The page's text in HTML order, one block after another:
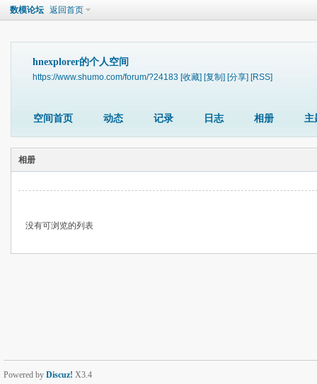
数模论坛 返回首页
hnexplorer的个人空间
https://www.shumo.com/forum/?24183 [收藏] [复制] [分享] [RSS]
空间首页 动态 记录 日志 相册 主
相册
没有可浏览的列表
Powered by Discuz! X3.4